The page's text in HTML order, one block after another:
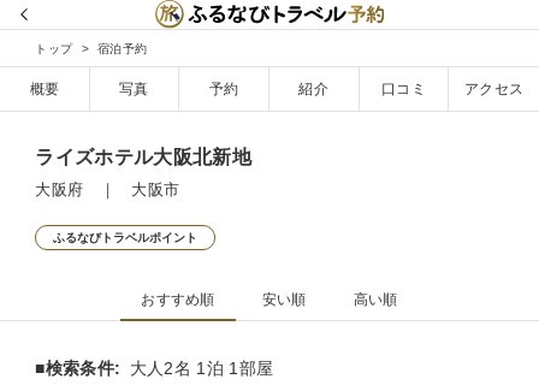
トップ 宿泊予約
概要 写真 予約 紹介 口コミ アクセス
ライズホテル大阪北新地
大阪府 ｜ 大阪市
ふるなびトラベルポイント
おすすめ順 安い順 高い順
■検索条件: 大人2名 1泊 1部屋